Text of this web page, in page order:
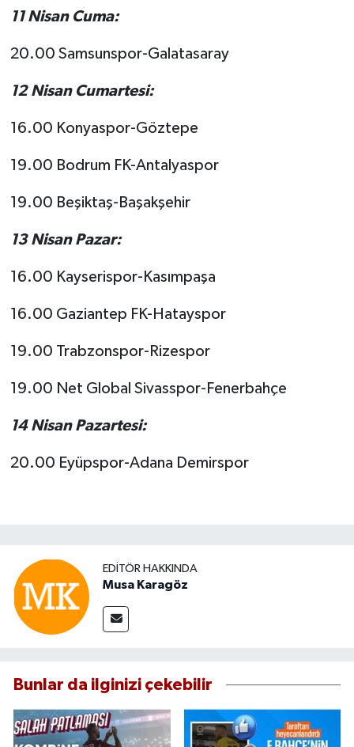
11 Nisan Cuma:
20.00 Samsunspor-Galatasaray
12 Nisan Cumartesi:
16.00 Konyaspor-Göztepe
19.00 Bodrum FK-Antalyaspor
19.00 Beşiktaş-Başakşehir
13 Nisan Pazar:
16.00 Kayserispor-Kasımpaşa
16.00 Gaziantep FK-Hatayspor
19.00 Trabzonspor-Rizespor
19.00 Net Global Sivasspor-Fenerbahçe
14 Nisan Pazartesi:
20.00 Eyüpspor-Adana Demirspor
EDITÖR HAKKINDA
Musa Karagöz
Bunlar da ilginizi çekebilir